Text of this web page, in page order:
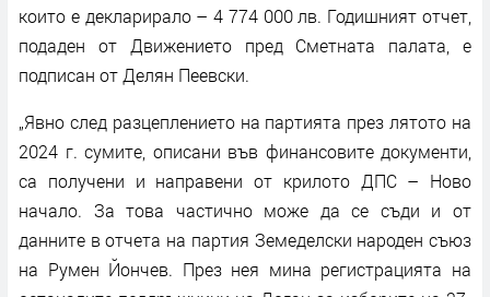
които е декларирало – 4 774 000 лв. Годишният отчет,
подаден от Движението пред Сметната палата, е
подписан от Делян Пеевски.
„Явно след разцеплението на партията през лятото на
2024 г. сумите, описани във финансовите документи,
са получени и направени от крилото ДПС – Ново
начало. За това частично може да се съди и от
данните в отчета на партия Земеделски народен съюз
на Румен Йончев. През нея мина регистрацията на